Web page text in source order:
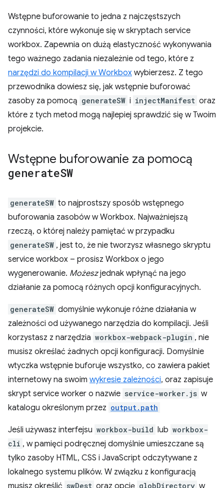
Wstępne buforowanie to jedna z najczęstszych
czynności, które wykonuje się w skryptach service
workbox. Zapewnia on dużą elastyczność wykonywania
tego ważnego zadania niezależnie od tego, które z
narzędzi do kompilacji w Workbox wybierzesz. Z tego
przewodnika dowiesz się, jak wstępnie buforować
zasoby za pomocą generateSW i injectManifest oraz
które z tych metod mogą najlepiej sprawdzić się w Twoim
projekcie.
Wstępne buforowanie za pomocą
generateSW
generateSW to najprostszy sposób wstępnego
buforowania zasobów w Workbox. Najważniejszą
rzeczą, o której należy pamiętać w przypadku
generateSW , jest to, że nie tworzysz własnego skryptu
service workbox – prosisz Workbox o jego
wygenerowanie. Możeszjednak wpłynąć na jego
działanie za pomocą różnych opcji konfiguracyjnych.
generateSW domyślnie wykonuje różne działania w
zależności od używanego narzędzia do kompilacji. Jeśli
korzystasz z narzędzia workbox-webpack-plugin , nie
musisz określać żadnych opcji konfiguracji. Domyślnie
wtyczka wstępnie buforuje wszystko, co zawiera pakiet
internetowy na swoim wykresie zależności, oraz zapisuje
skrypt service worker o nazwie service-worker.js w
katalogu określonym przez output.path
Jeśli używasz interfejsu workbox-build lub workbox-
cli , w pamięci podręcznej domyślnie umieszczane są
tylko zasoby HTML, CSS i JavaScript odczytywane z
lokalnego systemu plików. W związku z konfiguracją
musisz określić swDest oraz opcję globDirectory w